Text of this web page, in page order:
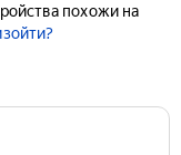
похожи на